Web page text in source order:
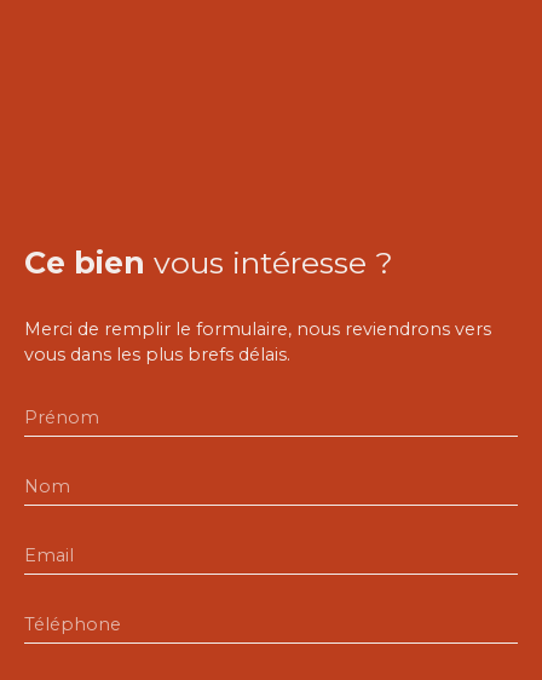
Ce bien vous intéresse ?
Merci de remplir le formulaire, nous reviendrons vers
vous dans les plus brefs délais.
Prénom
Nom
Email
Téléphone